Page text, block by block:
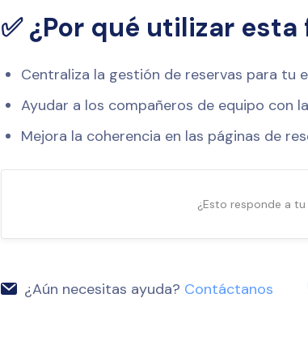
✅ ¿Por qué utilizar
Centraliza la gestión de reservas para tu
Ayudar a los compañeros de equipo con
Mejora la coherencia en las páginas de
¿Esto responde a
¿Aún necesitas ayuda? Contáctanos